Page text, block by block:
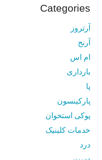
Categories
آرتروز
آرنج
ام اس
بارداری
پا
پارکینسون
پوکی استخوان
خدمات کلینیک
درد